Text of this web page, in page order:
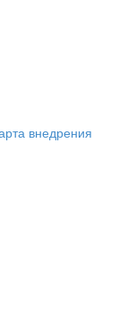
внедрения